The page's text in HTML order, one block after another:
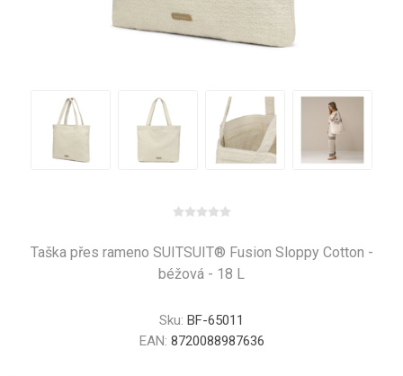
Taška přes rameno SUITSUIT® Fusion Sloppy Cotton -
béžová - 18 L
Sku: BF-65011
EAN: 8720088987636